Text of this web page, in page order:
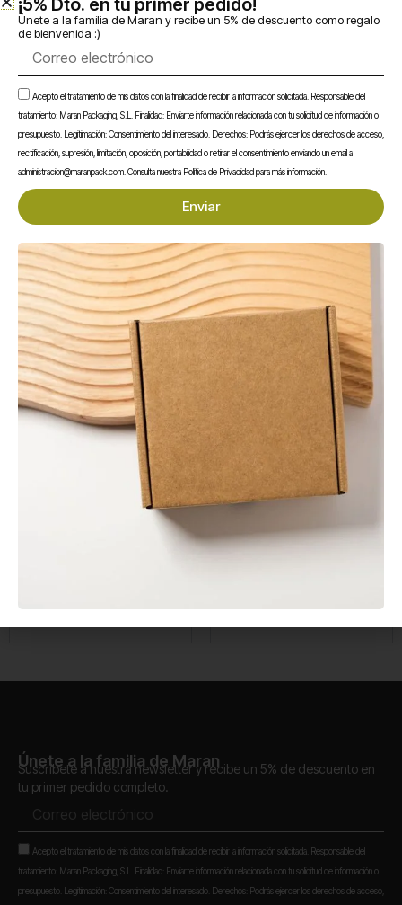
práctica y económica para empresas del sector alimentario.
Te puede interesar...
En stock
Envase Sándwich Kraft
con Ventana
0,20€ Sin IVA
En stock
Agitador de Madera
Enfundado 140 mm
0,01 Sin IVA
Únete a la familia de Maran
Suscríbete a nuestra newsletter y recibe un 5% de descuento en
tu primer pedido completo.
electrónico
Aceptación
Acepto el tratamiento de mis datos con la finalidad de recibir la información solicitada. Responsable del
tratamiento: Maran Packaging, S.L. Finalidad: Enviarte información relacionada con tu solicitud de información o
presupuesto. Legitimación: Consentimiento del interesado. Derechos: Podrás ejercer los derechos de acceso,
Únete a la familia de Maran y recibe un 5% de descuento como regalo
de bienvenida :)
electrónico
Aceptación
Acepto el tratamiento de mis datos con la finalidad de recibir la información solicitada. Responsable del
tratamiento: Maran Packaging, S.L. Finalidad: Enviarte información relacionada con tu solicitud de información o
presupuesto. Legitimación: Consentimiento del interesado. Derechos: Podrás ejercer los derechos de acceso,
rectificación, supresión, limitación, oposición, portabilidad o retirar el consentimiento enviando un email a
administracion@maranpack.com. Consulta nuestra Política de Privacidad para más información.
Enviar